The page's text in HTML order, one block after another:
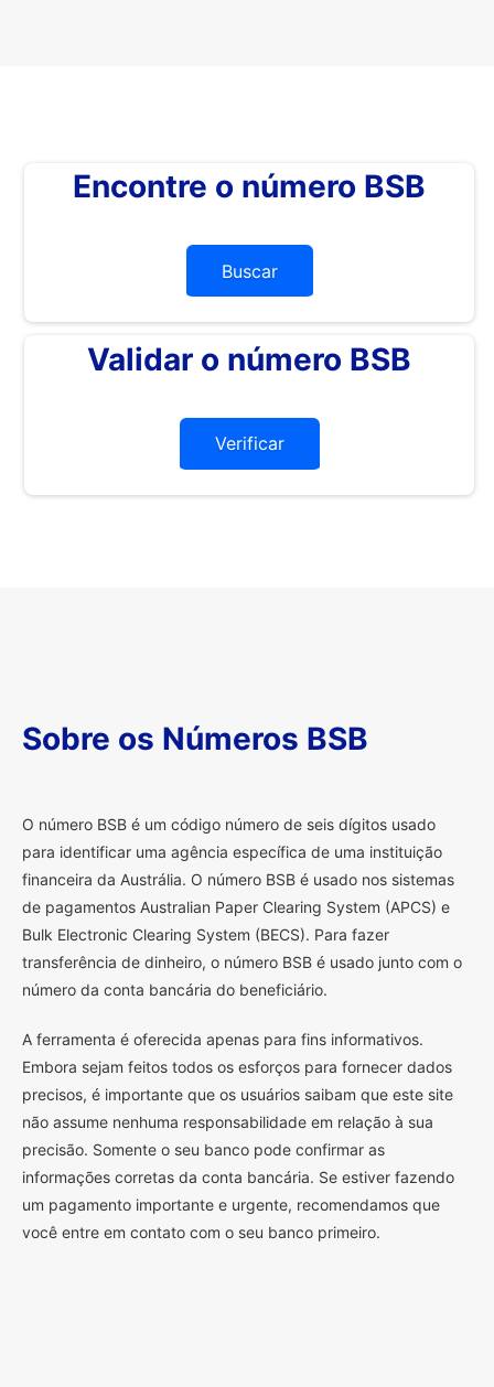
Encontre o número BSB
Buscar
Validar o número BSB
Verificar
Sobre os Números BSB
O número BSB é um código número de seis dígitos usado
para identificar uma agência específica de uma instituição
financeira da Austrália. O número BSB é usado nos sistemas
de pagamentos Australian Paper Clearing System (APCS) e
Bulk Electronic Clearing System (BECS). Para fazer
transferência de dinheiro, o número BSB é usado junto com o
número da conta bancária do beneficiário.
A ferramenta é oferecida apenas para fins informativos.
Embora sejam feitos todos os esforços para fornecer dados
precisos, é importante que os usuários saibam que este site
não assume nenhuma responsabilidade em relação à sua
precisão. Somente o seu banco pode confirmar as
informações corretas da conta bancária. Se estiver fazendo
um pagamento importante e urgente, recomendamos que
você entre em contato com o seu banco primeiro.